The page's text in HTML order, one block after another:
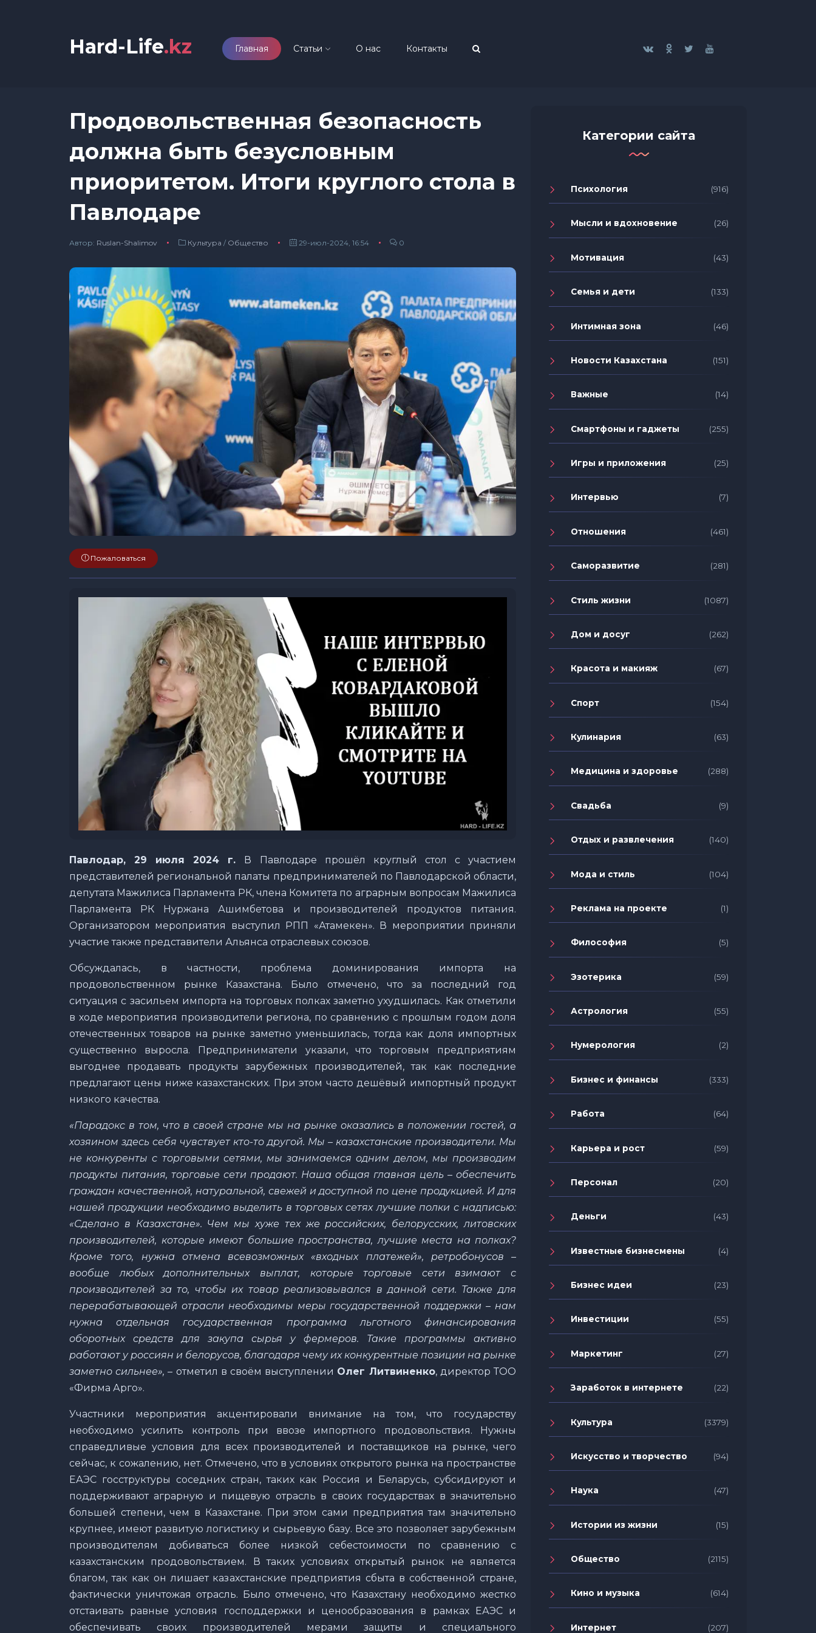
Hard-Life.kz Главная Статьи О нас Контакты
Продовольственная безопасность
должна быть безусловным
приоритетом. Итоги круглого стола в
Павлодаре
Автор: Ruslan-Shalimov Культура / Общество 29-июл-2024, 16:54 0
Пожаловаться
Павлодар, 29 июля 2024 г. В Павлодаре прошёл круглый стол с участием
представителей региональной палаты предпринимателей по Павлодарской области,
депутата Мажилиса Парламента РК, члена Комитета по аграрным вопросам Мажилиса
Парламента РК Нуржана Ашимбетова и производителей продуктов питания.
Организатором мероприятия выступил РПП «Атамекен». В мероприятии приняли
участие также представители Альянса отраслевых союзов.
Обсуждалась, в частности, проблема доминирования импорта на
продовольственном рынке Казахстана. Было отмечено, что за последний год
ситуация с засильем импорта на торговых полках заметно ухудшилась. Как отметили
в ходе мероприятия производители региона, по сравнению с прошлым годом доля
отечественных товаров на рынке заметно уменьшилась, тогда как доля импортных
существенно выросла. Предприниматели указали, что торговым предприятиям
выгоднее продавать продукты зарубежных производителей, так как последние
предлагают цены ниже казахстанских. При этом часто дешёвый импортный продукт
низкого качества.
«Парадокс в том, что в своей стране мы на рынке оказались в положении гостей, а
хозяином здесь себя чувствует кто-то другой. Мы – казахстанские производители. Мы
не конкуренты с торговыми сетями, мы занимаемся одним делом, мы производим
продукты питания, торговые сети продают. Наша общая главная цель – обеспечить
граждан качественной, натуральной, свежей и доступной по цене продукцией. И для
нашей продукции необходимо выделить в торговых сетях лучшие полки с надписью:
«Сделано в Казахстане». Чем мы хуже тех же российских, белорусских, литовских
производителей, которые имеют большие пространства, лучшие места на полках?
Кроме того, нужна отмена всевозможных «входных платежей», ретробонусов –
вообще любых дополнительных выплат, которые торговые сети взимают с
производителей за то, чтобы их товар реализовывался в данной сети. Также для
перерабатывающей отрасли необходимы меры государственной поддержки – нам
нужна отдельная государственная программа льготного финансирования
оборотных средств для закупа сырья у фермеров. Такие программы активно
работают у россиян и белорусов, благодаря чему их конкурентные позиции на рынке
заметно сильнее», – отметил в своём выступлении Олег Литвиненко, директор ТОО
«Фирма Арго».
Участники мероприятия акцентировали внимание на том, что государству
необходимо усилить контроль при ввозе импортного продовольствия. Нужны
справедливые условия для всех производителей и поставщиков на рынке, чего
сейчас, к сожалению, нет. Отмечено, что в условиях открытого рынка на пространстве
ЕАЭС госструктуры соседних стран, таких как Россия и Беларусь, субсидируют и
поддерживают аграрную и пищевую отрасль в своих государствах в значительно
большей степени, чем в Казахстане. При этом сами предприятия там значительно
крупнее, имеют развитую логистику и сырьевую базу. Все это позволяет зарубежным
производителям добиваться более низкой себестоимости по сравнению с
казахстанским продовольствием. В таких условиях открытый рынок не является
благом, так как он лишает казахстанские предприятия сбыта в собственной стране,
фактически уничтожая отрасль. Было отмечено, что Казахстану необходимо жестко
отстаивать равные условия господдержки и ценообразования в рамках ЕАЭС и
обеспечивать своих производителей мерами защиты и специального
Категории сайта
Психология (916)
Мысли и вдохновение (26)
Мотивация (43)
Семья и дети (133)
Интимная зона (46)
Новости Казахстана (151)
Важные (14)
Смартфоны и гаджеты (255)
Игры и приложения (25)
Интервью (7)
Отношения (461)
Саморазвитие (281)
Стиль жизни (1087)
Дом и досуг (262)
Красота и макияж (67)
Спорт (154)
Кулинария (63)
Медицина и здоровье (288)
Свадьба (9)
Отдых и развлечения (140)
Мода и стиль (104)
Реклама на проекте (1)
Философия (5)
Эзотерика (59)
Астрология (55)
Нумерология (2)
Бизнес и финансы (333)
Работа (64)
Карьера и рост (59)
Персонал (20)
Деньги (43)
Известные бизнесмены (4)
Бизнес идеи (23)
Инвестиции (55)
Маркетинг (27)
Заработок в интернете (22)
Культура (3379)
Искусство и творчество (94)
Наука (47)
Истории из жизни (15)
Общество (2115)
Кино и музыка (614)
Интернет (207)